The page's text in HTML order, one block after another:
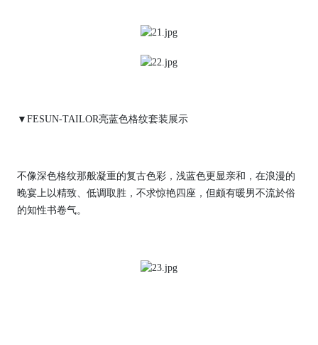
▼FESUN-TAILOR亮蓝色格纹套装展示
不像深色格纹那般凝重的复古色彩，浅蓝色更显亲和，在浪漫的
晚宴上以精致、低调取胜，不求惊艳四座，但颇有暖男不流於俗
的知性书卷气。